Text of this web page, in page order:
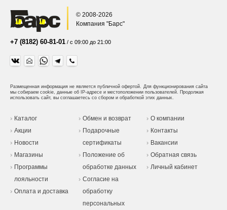
© 2008-2026
Компания "Барс"
+7 (8182) 60-81-01 / с 09:00 до 21:00
Размещенная информация не является публичной офертой. Для функционирования сайта
мы собираем cookie, данные об IP-адресе и местоположении пользователей. Продолжая
использовать сайт, вы соглашаетесь со сбором и обработкой этих данных.
Каталог
Акции
Новости
Магазины
Программы
лояльности
Оплата и доставка
Обмен и возврат
Подарочные
сертификаты
Положение об
обработке данных
Согласие на
обработку
персональных
О компании
Контакты
Вакансии
Обратная связь
Личный кабинет